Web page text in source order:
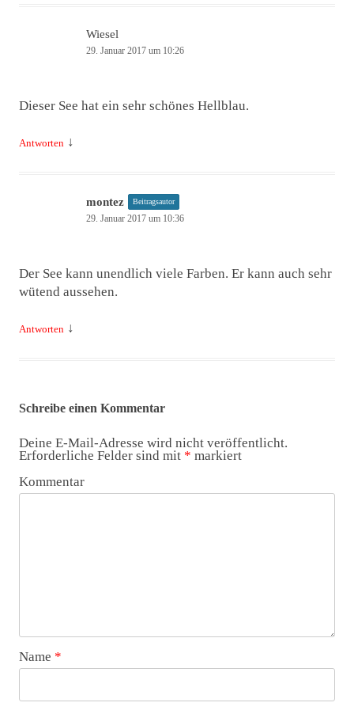
Wiesel
29. Januar 2017 um 10:26
Dieser See hat ein sehr schönes Hellblau.
Antworten ↓
montez Beitragsautor
29. Januar 2017 um 10:36
Der See kann unendlich viele Farben. Er kann auch sehr
wütend aussehen.
Antworten ↓
Schreibe einen Kommentar
Deine E-Mail-Adresse wird nicht veröffentlicht.
Erforderliche Felder sind mit * markiert
Kommentar
Name *